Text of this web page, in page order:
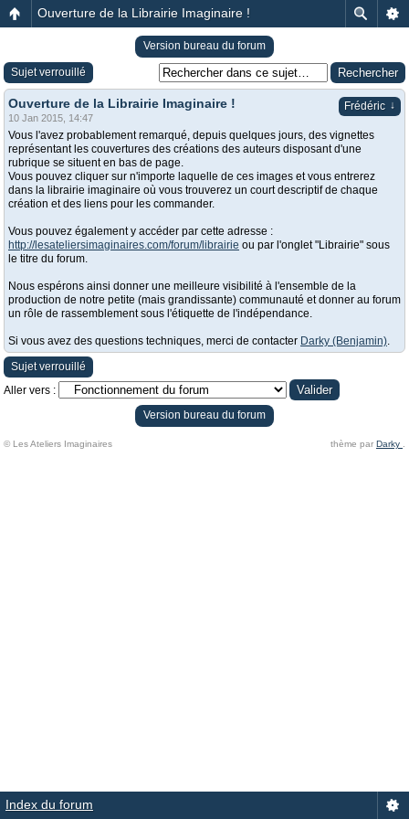
Ouverture de la Librairie Imaginaire !
Version bureau du forum
Sujet verrouillé
Frédéric ↓
Ouverture de la Librairie Imaginaire !
10 Jan 2015, 14:47
Vous l'avez probablement remarqué, depuis quelques jours, des vignettes
représentant les couvertures des créations des auteurs disposant d'une
rubrique se situent en bas de page.
Vous pouvez cliquer sur n'importe laquelle de ces images et vous entrerez
dans la librairie imaginaire où vous trouverez un court descriptif de chaque
création et des liens pour les commander.
Vous pouvez également y accéder par cette adresse :
http://lesateliersimaginaires.com/forum/librairie ou par l'onglet "Librairie" sous
le titre du forum.
Nous espérons ainsi donner une meilleure visibilité à l'ensemble de la
production de notre petite (mais grandissante) communauté et donner au forum
un rôle de rassemblement sous l'étiquette de l'indépendance.
Si vous avez des questions techniques, merci de contacter Darky (Benjamin).
Sujet verrouillé
Aller vers :
Version bureau du forum
© Les Ateliers Imaginaires thème par Darky
Index du forum